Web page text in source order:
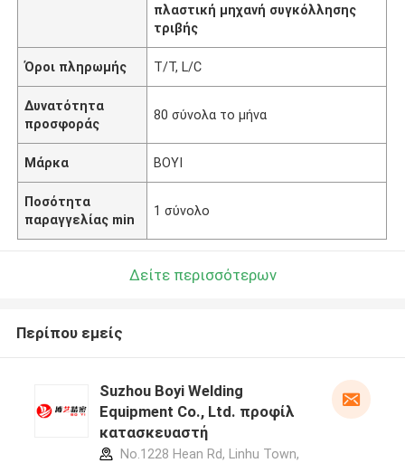
πλαστική μηχανή συγκόλλησης
τριβής
Όροι πληρωμής T/T, L/C
Δυνατότητα
προσφοράς
80 σύνολα το μήνα
Μάρκα BOYI
Ποσότητα
παραγγελίας min
1 σύνολο
Δείτε περισσότερων
Περίπου εμείς
Suzhou Boyi Welding
Equipment Co., Ltd. προφίλ
κατασκευαστή
No.1228 Hean Rd, Linhu Town,